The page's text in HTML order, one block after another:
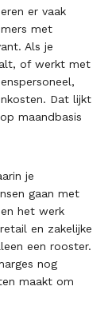
er vaak
met
Als je
of werkt met
Dat lijkt
maandbasis
je
gaan met
het werk
en zakelijke
een rooster.
nog
maakt om